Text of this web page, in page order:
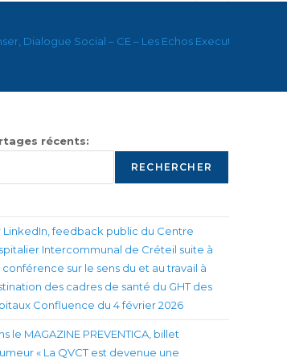
Dialogue Social – CE – Les Echos Executives
récents:
RECHERCHER
LinkedIn, feedback public du Centre
Intercommunal de Créteil suite à
conférence sur le sens du et au travail à
des cadres de santé du GHT des
Confluence du 4 février 2026
le MAGAZINE PREVENTICA, billet
« La QVCT est devenue une